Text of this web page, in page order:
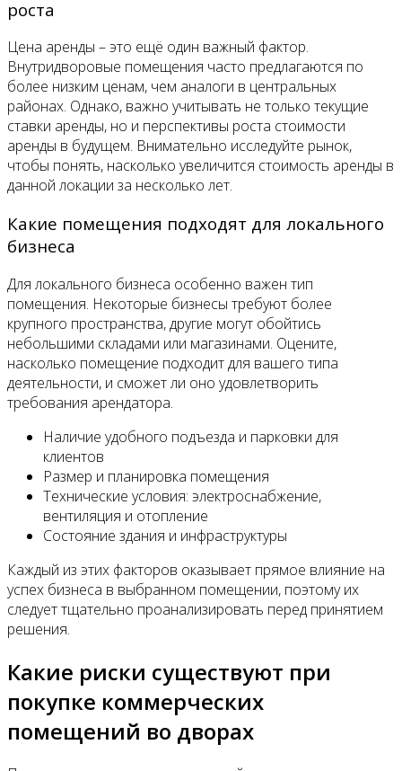
роста
Цена аренды – это ещё один важный фактор.
Внутридворовые помещения часто предлагаются по
более низким ценам, чем аналоги в центральных
районах. Однако, важно учитывать не только текущие
ставки аренды, но и перспективы роста стоимости
аренды в будущем. Внимательно исследуйте рынок,
чтобы понять, насколько увеличится стоимость аренды в
данной локации за несколько лет.
Какие помещения подходят для локального
бизнеса
Для локального бизнеса особенно важен тип
помещения. Некоторые бизнесы требуют более
крупного пространства, другие могут обойтись
небольшими складами или магазинами. Оцените,
насколько помещение подходит для вашего типа
деятельности, и сможет ли оно удовлетворить
требования арендатора.
Наличие удобного подъезда и парковки для
клиентов
Размер и планировка помещения
Технические условия: электроснабжение,
вентиляция и отопление
Состояние здания и инфраструктуры
Каждый из этих факторов оказывает прямое влияние на
успех бизнеса в выбранном помещении, поэтому их
следует тщательно проанализировать перед принятием
решения.
Какие риски существуют при
покупке коммерческих
помещений во дворах